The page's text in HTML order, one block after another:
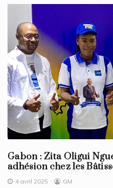
Gabon : Zita Oligui
adhésion chez les
4 avril 2025 GM